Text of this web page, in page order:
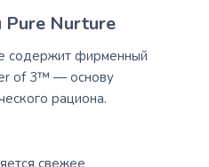
Nurture
содержит фирменный
of 3™ — основу
рациона.